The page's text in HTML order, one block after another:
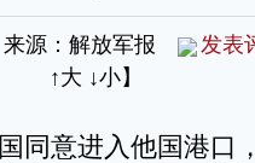
来源：解放军报
发表
↑大 ↓小】
意进入他国港口